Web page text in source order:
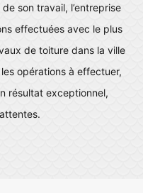
son travail, l’entreprise
effectuées avec le plus
de toiture dans la ville
opérations à effectuer,
résultat exceptionnel,